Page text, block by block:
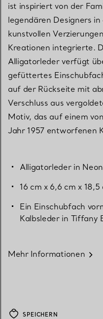
ist inspiriert von der
legendären Designers
kunstvollen
Kreationen integrierte.
Alligatorleder verfügt
gefüttertes
auf der Rückseite mit
Verschluss aus
Motiv, das auf einem
Jahr 1957 entworfenen
Alligatorleder in
16 cm x 6,6 cm x
Ein Einschubfach
Kalbsleder in Tiffany
Mehr Informationen
SPEICHERN